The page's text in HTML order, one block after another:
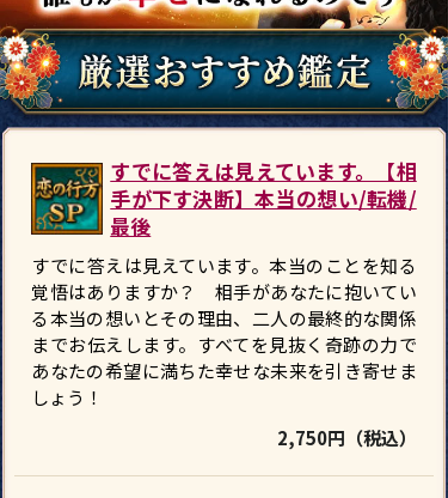
すでに答えは見えています。【相
手が下す決断】本当の想い/転機/
最後
すでに答えは見えています。本当のことを知る
覚悟はありますか？ 相手があなたに抱いてい
る本当の想いとその理由、二人の最終的な関係
までお伝えします。すべてを見抜く奇跡の力で
あなたの希望に満ちた幸せな未来を引き寄せま
しょう！
2,750円（税込）